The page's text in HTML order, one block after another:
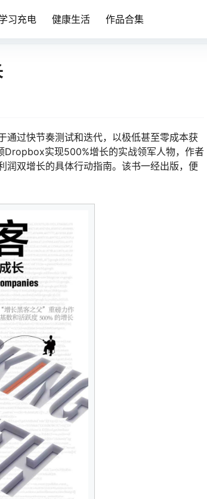
习充电 健康生活 作品合集
通过快节奏测试和迭代，以极低甚至零成本获
Dropbox实现500%增长的实战领军人物，作者
润双增长的具体行动指南。该书一经出版，便